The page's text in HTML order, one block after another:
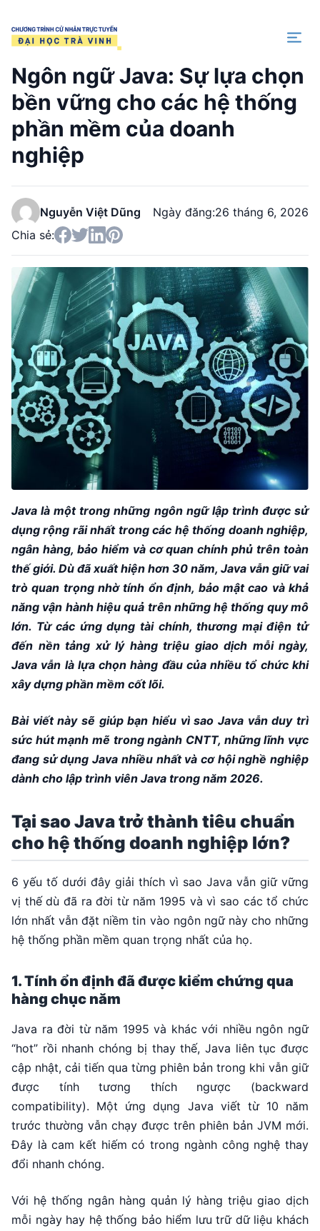
Trang chủ
Ngôn ngữ Java: Sự lựa chọn
bền vững cho các hệ thống
phần mềm của doanh
nghiệp
Nguyễn Việt Dũng Ngày đăng:26 tháng 6, 2026
Chia sẻ:
Java là một trong những ngôn ngữ lập trình được sử
dụng rộng rãi nhất trong các hệ thống doanh nghiệp,
ngân hàng, bảo hiểm và cơ quan chính phủ trên toàn
thế giới. Dù đã xuất hiện hơn 30 năm, Java vẫn giữ vai
trò quan trọng nhờ tính ổn định, bảo mật cao và khả
năng vận hành hiệu quả trên những hệ thống quy mô
lớn. Từ các ứng dụng tài chính, thương mại điện tử
đến nền tảng xử lý hàng triệu giao dịch mỗi ngày,
Java vẫn là lựa chọn hàng đầu của nhiều tổ chức khi
xây dựng phần mềm cốt lõi.
Bài viết này sẽ giúp bạn hiểu vì sao Java vẫn duy trì
sức hút mạnh mẽ trong ngành CNTT, những lĩnh vực
đang sử dụng Java nhiều nhất và cơ hội nghề nghiệp
dành cho lập trình viên Java trong năm 2026.
Tại sao Java trở thành tiêu chuẩn
cho hệ thống doanh nghiệp lớn?
6 yếu tố dưới đây giải thích vì sao Java vẫn giữ vững
vị thế dù đã ra đời từ năm 1995 và vì sao các tổ chức
lớn nhất vẫn đặt niềm tin vào ngôn ngữ này cho những
hệ thống phần mềm quan trọng nhất của họ.
1. Tính ổn định đã được kiểm chứng qua
hàng chục năm
Java ra đời từ năm 1995 và khác với nhiều ngôn ngữ
“hot” rồi nhanh chóng bị thay thế, Java liên tục được
cập nhật, cải tiến qua từng phiên bản trong khi vẫn giữ
được tính tương thích ngược (backward
compatibility). Một ứng dụng Java viết từ 10 năm
trước thường vẫn chạy được trên phiên bản JVM mới.
Đây là cam kết hiếm có trong ngành công nghệ thay
đổi nhanh chóng.
Với hệ thống ngân hàng quản lý hàng triệu giao dịch
mỗi ngày hay hệ thống bảo hiểm lưu trữ dữ liệu khách